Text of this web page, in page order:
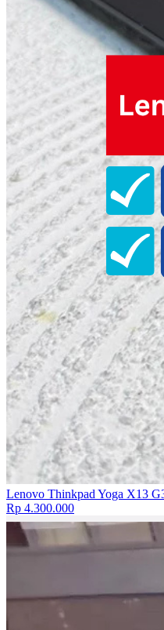
Lenovo Thinkpad Yoga X13
Rp 4.300.000